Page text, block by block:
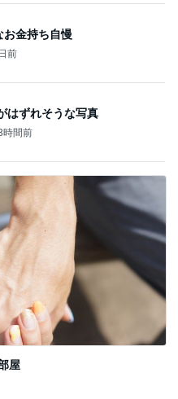
お金持ち自慢
前
はずれそうな写真
時間前
屋